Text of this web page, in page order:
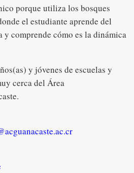
porque utiliza los bosques
el estudiante aprende del
comprende cómo es la dinámica
y jóvenes de escuelas y
cerca del Área